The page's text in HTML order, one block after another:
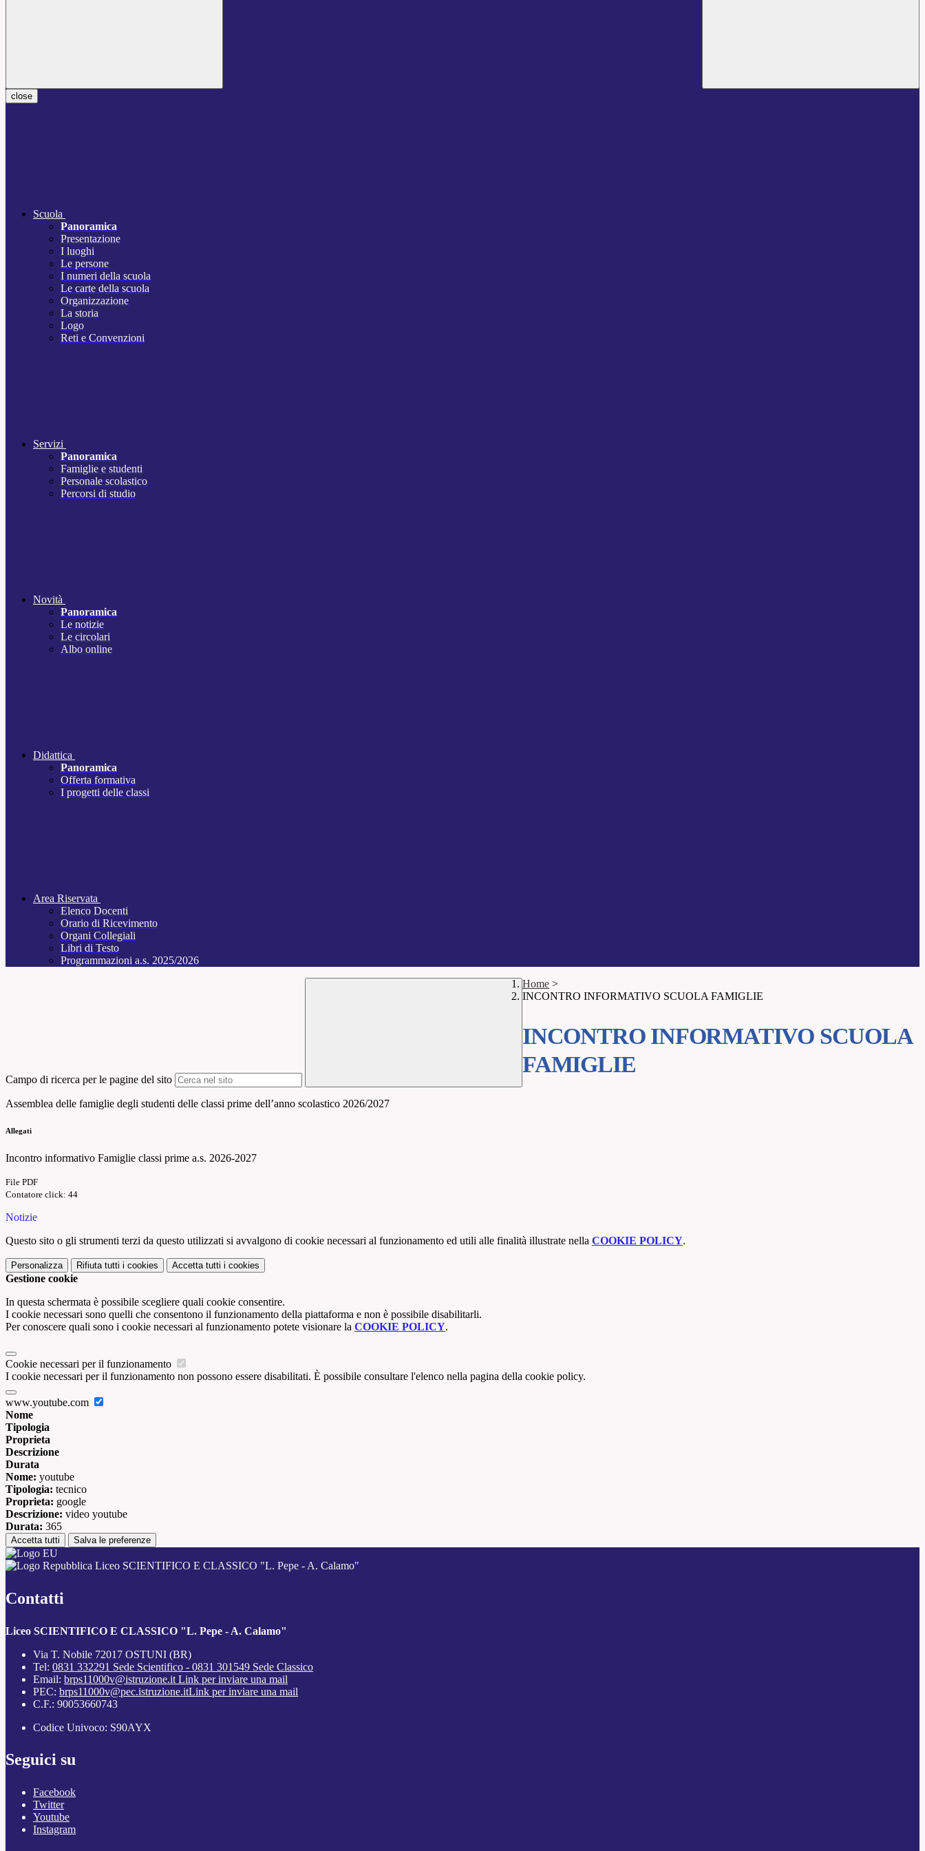
close
Scuola
Panoramica
Presentazione
I luoghi
Le persone
I numeri della scuola
Le carte della scuola
Organizzazione
La storia
Logo
Reti e Convenzioni
Servizi
Panoramica
Famiglie e studenti
Personale scolastico
Percorsi di studio
Novità
Panoramica
Le notizie
Le circolari
Albo online
Didattica
Panoramica
Offerta formativa
I progetti delle classi
Area Riservata
Elenco Docenti
Orario di Ricevimento
Organi Collegiali
Libri di Testo
Programmazioni a.s. 2025/2026
Campo di ricerca per le pagine del sito
Home >
INCONTRO INFORMATIVO SCUOLA FAMIGLIE
INCONTRO INFORMATIVO SCUOLA
FAMIGLIE
Assemblea delle famiglie degli studenti delle classi prime dell’anno scolastico 2026/2027
Allegati
Incontro informativo Famiglie classi prime a.s. 2026-2027
File PDF
Contatore click: 44
Notizie
Questo sito o gli strumenti terzi da questo utilizzati si avvalgono di cookie necessari al funzionamento ed utili alle finalità illustrate nella COOKIE POLICY.
Personalizza Rifiuta tutti i cookies Accetta tutti i cookies
Gestione cookie
In questa schermata è possibile scegliere quali cookie consentire.
I cookie necessari sono quelli che consentono il funzionamento della piattaforma e non è possibile disabilitarli.
Per conoscere quali sono i cookie necessari al funzionamento potete visionare la COOKIE POLICY.
Cookie necessari per il funzionamento
I cookie necessari per il funzionamento non possono essere disabilitati. È possibile consultare l'elenco nella pagina della cookie policy.
www.youtube.com
Nome
Tipologia
Proprieta
Descrizione
Durata
Nome: youtube
Tipologia: tecnico
Proprieta: google
Descrizione: video youtube
Durata: 365
Accetta tutti Salva le preferenze
Liceo SCIENTIFICO E CLASSICO "L. Pepe - A. Calamo"
Contatti
Liceo SCIENTIFICO E CLASSICO "L. Pepe - A. Calamo"
Via T. Nobile 72017 OSTUNI (BR)
Tel: 0831 332291 Sede Scientifico - 0831 301549 Sede Classico
Email: brps11000v@istruzione.it Link per inviare una mail
PEC: brps11000v@pec.istruzione.itLink per inviare una mail
C.F.: 90053660743
Codice Univoco: S90AYX
Seguici su
Facebook
Twitter
Youtube
Instagram